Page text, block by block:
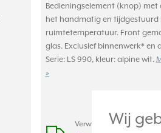
Wij
Bedieningselement (knop) met
het handmatig en tijdgestuurd
ruimtetemperatuur. Front
glas. Exclusief binnenwerk* en
Serie: LS 990, kleur: alpine wit.
»
Verwachte levertijd: